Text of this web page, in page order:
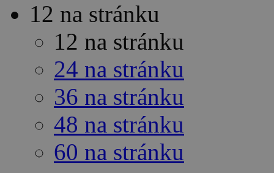
12 na stránku
12 na stránku
24 na stránku
36 na stránku
48 na stránku
60 na stránku